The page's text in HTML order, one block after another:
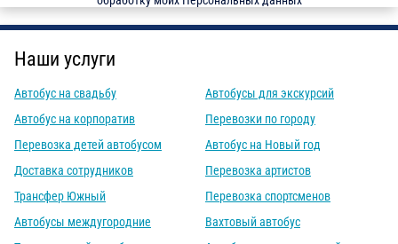
Наши услуги
Автобус на свадьбу
Автобус на корпоратив
Перевозка детей автобусом
Доставка сотрудников
Трансфер Южный
Автобусы междугородние
Автобусы для экскурсий
Перевозки по городу
Автобус на Новый год
Перевозка артистов
Перевозка спортсменов
Вахтовый автобус